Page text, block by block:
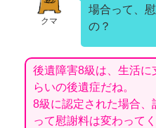
クマ
場合って、
の？
後遺障害8級は、生活に
らいの後遺症だね。
8級に認定された場合、
って慰謝料は変わってく